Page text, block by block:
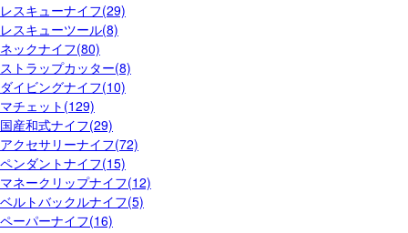
レスキューナイフ(29)
レスキューツール(8)
ネックナイフ(80)
ストラップカッター(8)
ダイビングナイフ(10)
マチェット(129)
国産和式ナイフ(29)
アクセサリーナイフ(72)
ペンダントナイフ(15)
マネークリップナイフ(12)
ベルトバックルナイフ(5)
ペーパーナイフ(16)